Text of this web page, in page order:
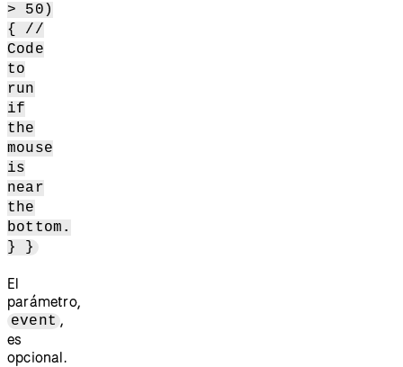
> 50)
{ //
Code
to
run
if
the
mouse
is
near
the
bottom.
} }
El
parámetro,
event ,
es
opcional.